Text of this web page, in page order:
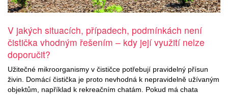
V jakých situacích, případech, podmínkách není
čistička vhodným řešením – kdy její využití nelze
doporučit?
Užitečné mikroorganismy v čističce potřebují pravidelný přísun
živin. Domácí čistička je proto nevhodná k nepravidelně užívaným
objektům, například k rekreačním chatám. Pokud má chata